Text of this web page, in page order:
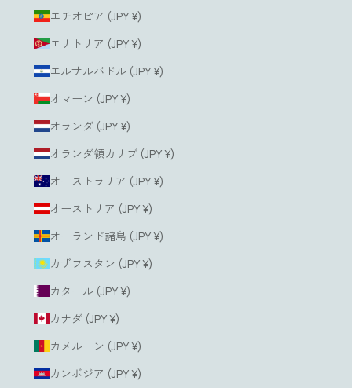
エチオピア (JPY ¥)
エリトリア (JPY ¥)
エルサルバドル (JPY ¥)
オマーン (JPY ¥)
オランダ (JPY ¥)
オランダ領カリブ (JPY ¥)
オーストラリア (JPY ¥)
オーストリア (JPY ¥)
オーランド諸島 (JPY ¥)
カザフスタン (JPY ¥)
カタール (JPY ¥)
カナダ (JPY ¥)
カメルーン (JPY ¥)
カンボジア (JPY ¥)